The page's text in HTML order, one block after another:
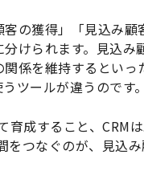
の獲得」「見込み
けられます。見込
係を維持するとい
ツールが違うのです。
育成すること、CRM
をつなぐのが、見込